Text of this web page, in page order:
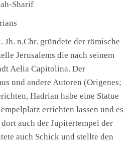
Sharif
Jh. n.Chr. gründete der römische
Jerusalems die nach seinem
Aelia Capitolina. Der
und andere Autoren (Origenes;
Hadrian habe eine Statue
errichten lassen und es
auch der Jupitertempel der
auch Schick und stellte den